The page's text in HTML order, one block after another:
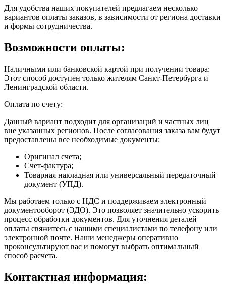
Для удобства наших покупателей предлагаем несколько
вариантов оплаты заказов, в зависимости от региона доставки
и формы сотрудничества.
Возможности оплаты:
Наличными или банковской картой при получении товара:
Этот способ доступен только жителям Санкт-Петербурга и
Ленинградской области.
Оплата по счету:
Данный вариант подходит для организаций и частных лиц
вне указанных регионов. После согласования заказа вам будут
предоставлены все необходимые документы:
Оригинал счета;
Счет-фактура;
Товарная накладная или универсальный передаточный
документ (УПД).
Мы работаем только с НДС и поддерживаем электронный
документооборот (ЭДО). Это позволяет значительно ускорить
процесс обработки документов. Для уточнения деталей
оплаты свяжитесь с нашими специалистами по телефону или
электронной почте. Наши менеджеры оперативно
проконсультируют вас и помогут выбрать оптимальный
способ расчета.
Контактная информация: